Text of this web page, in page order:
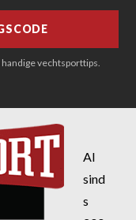
vechtsporttips.
Al
sind
s